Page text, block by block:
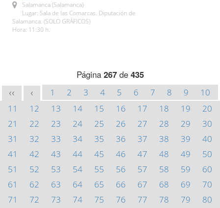
Salamanca (Salamanca)
Lugar: Sala de las Comarcas. Diputación de
Salamanca. (SOLO GRÁFICOS)
Hora: 11:30 h.
Página 267de 435
<< < 1 2 3 4 5 6 7 8 9
10
11
12 13 14 15 16 17 18 19
20
21
22 23 24 25 26 27 28 29
30
31
32 33 34 35 36 37 38 39
40
41
42 43 44 45 46 47 48 49
50
51
52 53 54 55 56 57 58 59
60
61
62 63 64 65 66 67 68 69
70
71
72 73 74 75 76 77 78 79
80